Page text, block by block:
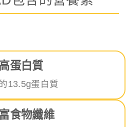
蛋白質
13.5g蛋白質
食物纖維